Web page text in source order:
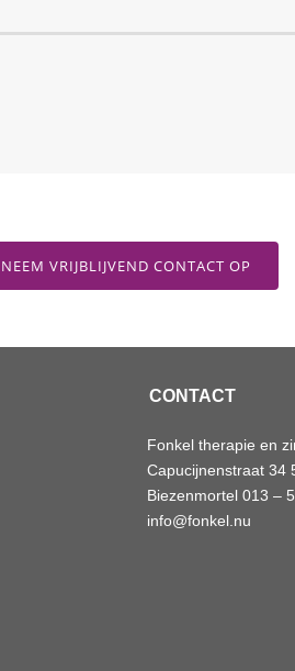
NEEM VRIJBLIJVEND CONTACT OP
CONTACT
Fonkel therapie en
Capucijnenstraat 34
Biezenmortel 013 –
info@fonkel.nu